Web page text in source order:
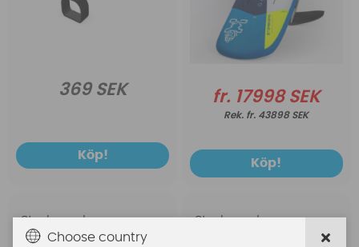
369 SEK
Köp!
fr. 17998 SEK
fr. 43898 SEK
Köp!
Starboard
Starboard Wing Set
Starboard
Choose country